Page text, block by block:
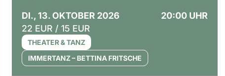
DI., 13. OKTOBER 2026
20:00 UHR
22 EUR / 15 EUR
THEATER & TANZ
IMMERTANZ – BETTINA FRITSCHE